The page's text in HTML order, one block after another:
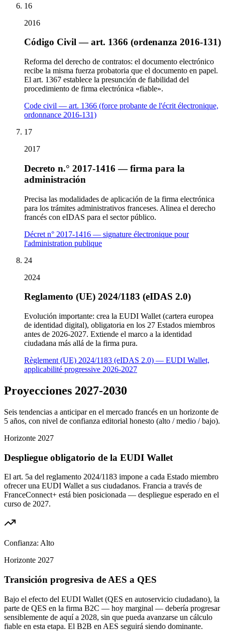
16
2016
Código Civil — art. 1366 (ordenanza 2016-131)
Reforma del derecho de contratos: el documento electrónico
recibe la misma fuerza probatoria que el documento en papel.
El art. 1367 establece la presunción de fiabilidad del
procedimiento de firma electrónica «fiable».
Code civil — art. 1366 (force probante de l'écrit électronique,
ordonnance 2016-131)
17
2017
Decreto n.° 2017-1416 — firma para la
administración
Precisa las modalidades de aplicación de la firma electrónica
para los trámites administrativos franceses. Alinea el derecho
francés con eIDAS para el sector público.
Décret n° 2017-1416 — signature électronique pour
l'administration publique
24
2024
Reglamento (UE) 2024/1183 (eIDAS 2.0)
Evolución importante: crea la EUDI Wallet (cartera europea
de identidad digital), obligatoria en los 27 Estados miembros
antes de 2026-2027. Extiende el marco a la identidad
ciudadana más allá de la firma pura.
Règlement (UE) 2024/1183 (eIDAS 2.0) — EUDI Wallet,
applicabilité progressive 2026-2027
Proyecciones 2027-2030
Seis tendencias a anticipar en el mercado francés en un horizonte de
5 años, con nivel de confianza editorial honesto (alto / medio / bajo).
Horizonte 2027
Despliegue obligatorio de la EUDI Wallet
El art. 5a del reglamento 2024/1183 impone a cada Estado miembro
ofrecer una EUDI Wallet a sus ciudadanos. Francia a través de
FranceConnect+ está bien posicionada — despliegue esperado en el
curso de 2027.
Confianza: Alto
Horizonte 2027
Transición progresiva de AES a QES
Bajo el efecto del EUDI Wallet (QES en autoservicio ciudadano), la
parte de QES en la firma B2C — hoy marginal — debería progresar
sensiblemente de aquí a 2028, sin que pueda avanzarse un cálculo
fiable en esta etapa. El B2B en AES seguirá siendo dominante.